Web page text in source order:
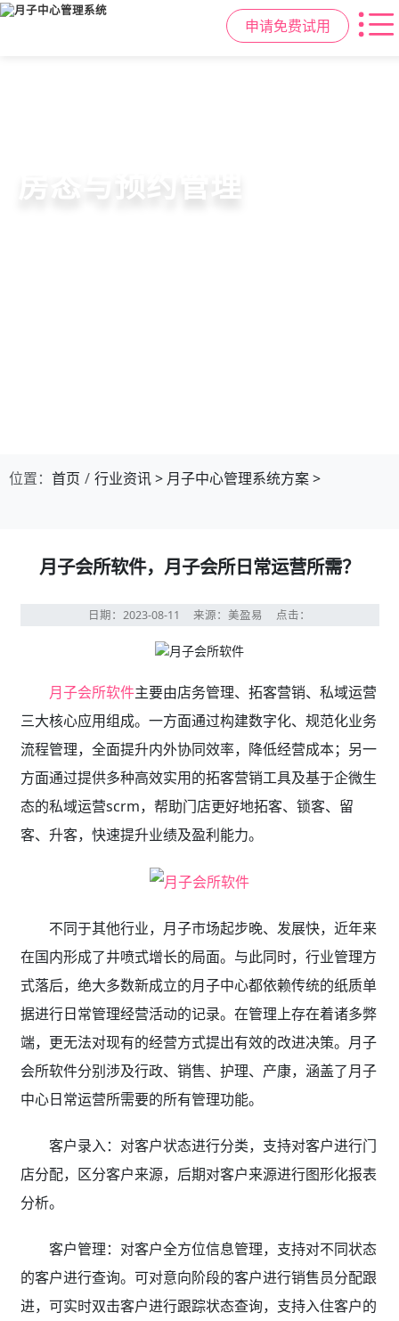
申请免费试用
一站式解决月子中心入住、护理、
母婴健康与护理管理
房态与预约管理
会员营销与智能锁客
位置： 首页 行业资讯> 月子中心管理系统方案>
月子会所软件，月子会所日常运营所需？
日期：2023-08-11 来源：美盈易 点击：
月子会所软件主要由店务管理、拓客营销、私域运营
三大核心应用组成。一方面通过构建数字化、规范化业务
流程管理，全面提升内外协同效率，降低经营成本；另一
方面通过提供多种高效实用的拓客营销工具及基于企微生
态的私域运营scrm，帮助门店更好地拓客、锁客、留
客、升客，快速提升业绩及盈利能力。
不同于其他行业，月子市场起步晚、发展快，近年来
在国内形成了井喷式增长的局面。与此同时，行业管理方
式落后，绝大多数新成立的月子中心都依赖传统的纸质单
据进行日常管理经营活动的记录。在管理上存在着诸多弊
端，更无法对现有的经营方式提出有效的改进决策。月子
会所软件分别涉及行政、销售、护理、产康，涵盖了月子
中心日常运营所需要的所有管理功能。
客户录入：对客户状态进行分类，支持对客户进行门
店分配，区分客户来源，后期对客户来源进行图形化报表
分析。
客户管理：对客户全方位信息管理，支持对不同状态
的客户进行查询。可对意向阶段的客户进行销售员分配跟
进，可实时双击客户进行跟踪状态查询，支持入住客户的